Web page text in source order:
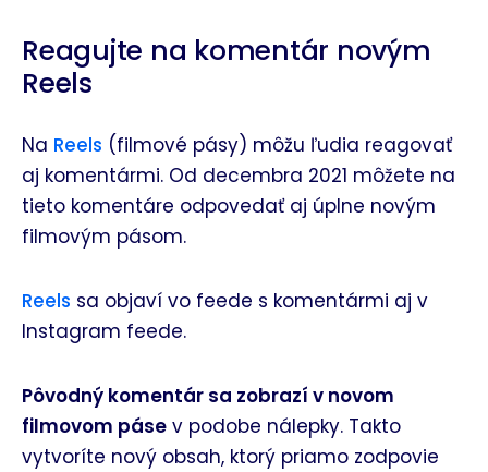
Reagujte na komentár novým
Reels
Na Reels (filmové pásy) môžu ľudia reagovať
aj komentármi. Od decembra 2021 môžete na
tieto komentáre odpovedať aj úplne novým
filmovým pásom.
Reels sa objaví vo feede s komentármi aj v
Instagram feede.
Pôvodný komentár sa zobrazí v novom
filmovom páse v podobe nálepky. Takto
vytvoríte nový obsah, ktorý priamo zodpovie